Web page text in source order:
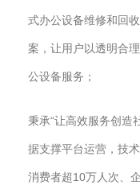
式办公设备维修和回
案，让用户以透明合
公设备服务；
秉承“让高效服务创造
据支撑平台运营，技
消费者超10万人次、